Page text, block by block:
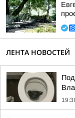
ЛЕНТА НОВОСТЕЙ